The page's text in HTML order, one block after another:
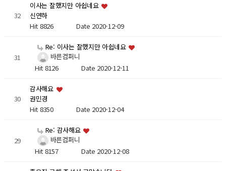
32
이사는 잘했지만 아쉽네요
신연하
Hit 8826 Date 2020-12-09
31
Re: 이사는 잘했지만 아쉽네요
바른컴퍼니
Hit 8126 Date 2020-12-11
30
감사해요
권민경
Hit 8350 Date 2020-12-04
29
Re: 감사해요
바른컴퍼니
Hit 8157 Date 2020-12-08